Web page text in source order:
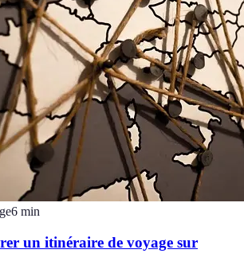
6 min
un itinéraire de voyage sur